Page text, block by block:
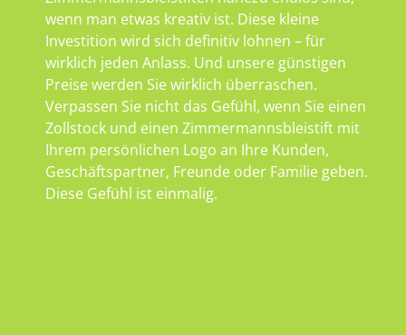
wenn man etwas kreativ ist. Diese kleine
Investition wird sich definitiv lohnen – für
wirklich jeden Anlass. Und unsere günstigen
Preise werden Sie wirklich überraschen.
Verpassen Sie nicht das Gefühl, wenn Sie einen
Zollstock und einen Zimmermannsbleistift mit
Ihrem persönlichen Logo an Ihre Kunden,
Geschäftspartner, Freunde oder Familie geben.
Diese Gefühl ist einmalig.